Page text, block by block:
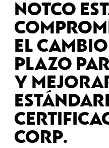
NOTCO
EL
PLAZO
Y
CORP.